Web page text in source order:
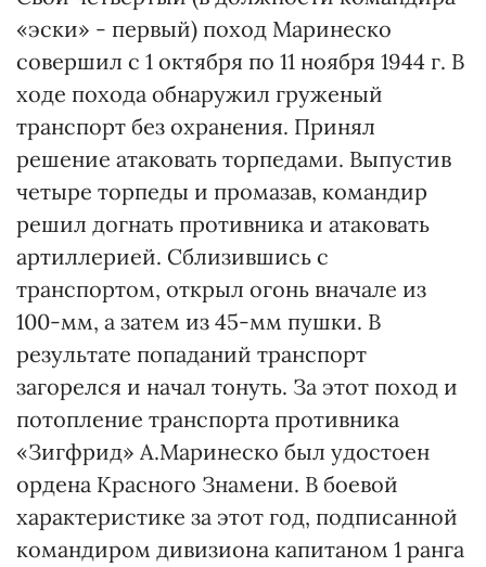
«эски» - первый) поход Маринеско
совершил с 1 октября по 11 ноября 1944 г. В
ходе похода обнаружил груженый
транспорт без охранения. Принял
решение атаковать торпедами. Выпустив
четыре торпеды и промазав, командир
решил догнать противника и атаковать
артиллерией. Сблизившись с
транспортом, открыл огонь вначале из
100-мм, а затем из 45-мм пушки. В
результате попаданий транспорт
загорелся и начал тонуть. За этот поход и
потопление транспорта противника
«Зигфрид» А.Маринеско был удостоен
ордена Красного Знамени. В боевой
характеристике за этот год, подписанной
командиром дивизиона капитаном 1 ранга